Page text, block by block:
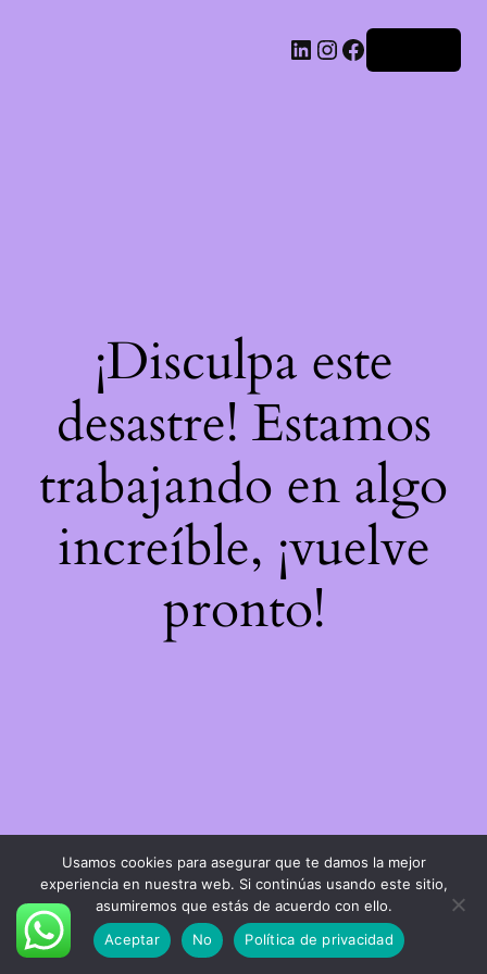
LinkedIn
Instagram
Facebook
¡Disculpa este
desastre! Estamos
trabajando en algo
increíble, ¡vuelve
pronto!
Usamos cookies para asegurar que te damos la mejor
experiencia en nuestra web. Si continúas usando este sitio,
asumiremos que estás de acuerdo con ello.
Aceptar
No Política de privacidad